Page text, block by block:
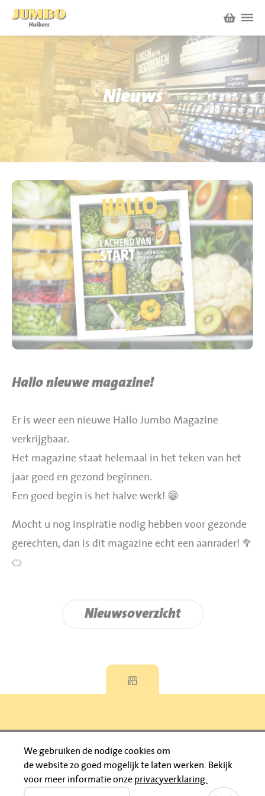
Winkels
P.W.A. Park
Bruïneplein
Nieuws
Acties
Werken bij Jumbo Huibers
Vacatures en Solliciteren
Werken en leren
Jumbo.com
BBQ gigant webshop
Jumbo Huibers Specials
Nieuws
Hallo nieuwe magazine!
Er is weer een nieuwe Hallo Jumbo Magazine
verkrijgbaar.
Het magazine staat helemaal in het teken van het
jaar goed en gezond beginnen.
Een goed begin is het halve werk! 😁
Mocht u nog inspiratie nodig hebben voor gezonde
gerechten, dan is dit magazine echt een aanrader! 🥦
🍊
Nieuwsoverzicht
Bruïneplein Petenbos
Privacyverklaring
© 2026 Jumbo Huibers
IBAN: NL92 RABO 0395111021
We gebruiken de nodige cookies om
de website zo goed mogelijk te laten werken.
Bekijk
voor meer informatie onze privacyverklaring.